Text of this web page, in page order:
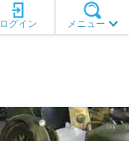
メニュー
ログイン